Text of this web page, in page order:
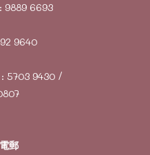
9889 6693
9640
5703 9430/
郵